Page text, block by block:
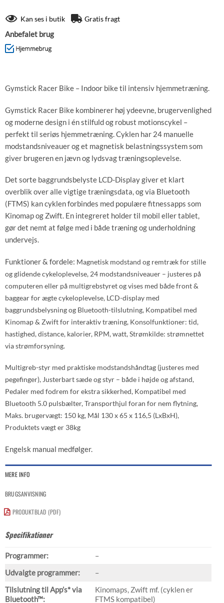
Kan ses i butik Gratis fragt
Anbefalet brug
Gymstick Racer Bike – Indoor bike til intensiv hjemmetræning.
Gymstick Racer Bike kombinerer høj ydeevne, brugervenlighed
og moderne design i én stilfuld og robust motionscykel –
perfekt til seriøs hjemmetræning. Cyklen har 24 manuelle
modstandsniveauer og et magnetisk belastningssystem som
giver brugeren en jævn og lydsvag træningsoplevelse.
Det sorte baggrundsbelyste LCD-Display giver et klart
overblik over alle vigtige træningsdata, og via Bluetooth
(FTMS) kan cyklen forbindes med populære fitnessapps som
Kinomap og Zwift. En integreret holder til mobil eller tablet,
gør det nemt at følge med i både træning og underholdning
undervejs.
Funktioner & fordele: Magnetisk modstand og remtrækfor stille
og glidende cykeloplevelse, 24 modstandsniveauer – justeres på
computeren eller på multigrebstyret og vises med både front &
baggear for ægte cykeloplevelse, LCD-display med
baggrundsbelysning og Bluetooth-tilslutning, Kompatibel med
Kinomap & Zwiftfor interaktiv træning, Konsolfunktioner: tid,
hastighed, distance, kalorier, RPM, watt,Strømkilde: strømnettet
via strømforsyning.
Multigreb-styr med praktiske modstandshåndtag (justeres med
pegefinger), Justerbart sæde og styr – både i højde og afstand,
Pedaler med fodrem for ekstra sikkerhed, Kompatibel med
Bluetooth 5.0 pulsbælter,Transporthjul foran for nem flytning,
Maks. brugervægt: 150 kg, Mål 130 x 65 x 116,5 (LxBxH),
Produktets vægt er 38kg
Engelsk manual medfølger.
MERE INFO
BRUGSANVISNING
PRODUKTBLAD (PDF)
Specifikationer
Programmer:
–
Udvalgte programmer:
–
Tilslutning til App’s* via
Bluetooth™:
Kinomaps, Zwift mf. (cyklen er
FTMS kompatibel)